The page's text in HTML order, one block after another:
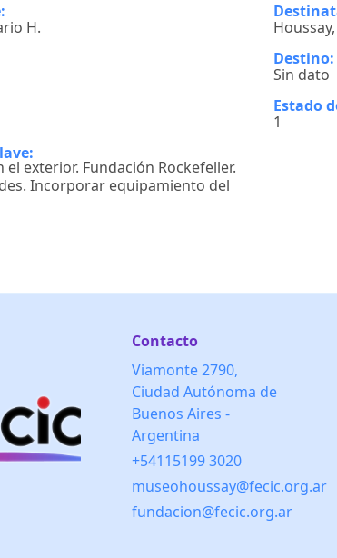
H.
Destino:
Sin dato
Estado
1
el exterior. Fundación Rockefeller.
Incorporar equipamiento del
Contacto
Viamonte 2790,
Ciudad Autónoma de
Buenos Aires -
Argentina
+54115199 3020
museohoussay@fecic.org.ar
fundacion@fecic.org.ar